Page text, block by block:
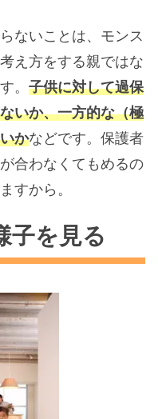
ないことは、モンス
え方をする親ではな
。 子供に対して過保
いか、一方的な（極
かなどです。保護者
合わなくてもめるの
すから。
子を見る